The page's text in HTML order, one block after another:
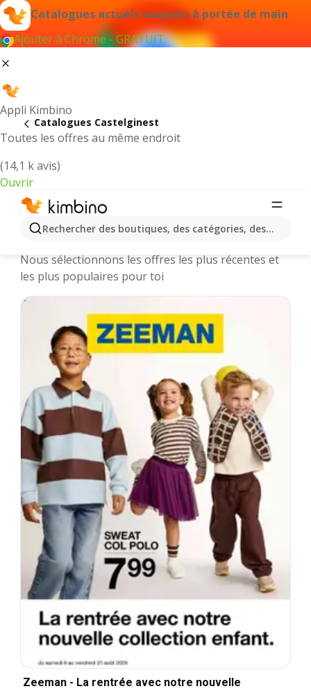
Catalogues actuels toujours à portée de main
Ajouter à Chrome - GRATUIT
Appli Kimbino
Toutes les offres au même endroit
(14,1 k avis)
Ouvrir
Rechercher des boutiques, des catégories, des
Catalogues Castelginest
Castelginest || Catalogues et
Nous sélectionnons les offres les plus récentes et
les plus populaires pour toi
Zeeman - La rentrée avec notre nouvelle